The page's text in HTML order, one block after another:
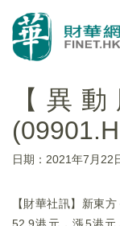
【異
日期：2021年7月22
【財華社訊】新東